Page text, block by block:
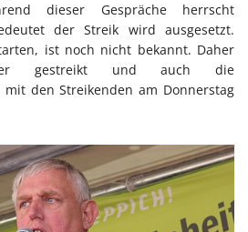
dieser Gespräche herrscht
der Streik wird ausgesetzt.
ist noch nicht bekannt. Daher
gestreikt und auch die
den Streikenden am Donnerstag